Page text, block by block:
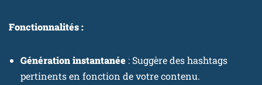
Fonctionnalités :
Génération instantanée : Suggère des hashtags
pertinents en fonction de votre contenu.